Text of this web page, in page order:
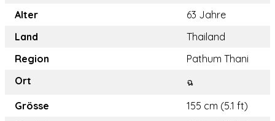
Alter
63 Jahre
Land
Thailand
Region
Pathum Thani
Ort
ฉ
Grösse
155 cm (5.1 ft)